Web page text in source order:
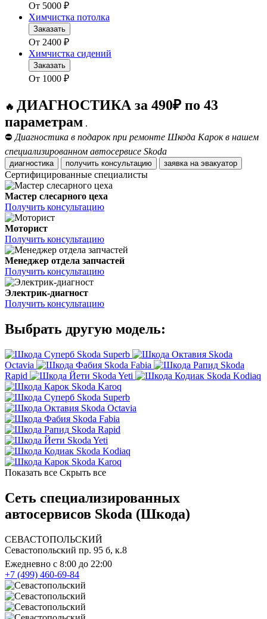
От 5000 ₽
Химчистка потолка
Заказать
От 2400 ₽
Химчистка сидений
Заказать
От 1000 ₽
🔥 ДИАГНОСТИКА за 490₽ по 43
параметрам .
⛔ Диагностика в подарок при ремонте Шкода Карок в нашем
специализированном автосервисе Skoda
диагностика получить консультацию заявка на эвакуатор
Сертифицированные специалисты
Мастер слесарного цеха
Получить консультацию
Моторист
Получить консультацию
Менеджер отдела запчастей
Получить консультацию
Электрик-диагност
Получить консультацию
Выбрать другую модель:
Skoda Superb
Skoda
Octavia
Skoda Fabia
Skoda
Rapid
Skoda Yeti
Skoda Kodiaq
Skoda Karoq
Skoda Superb
Skoda Octavia
Skoda Fabia
Skoda Rapid
Skoda Yeti
Skoda Kodiaq
Skoda Karoq
Показать все Скрыть все
Сеть специализированных
автосервисов Skoda (Шкода)
СЕВАСТОПОЛЬСКИЙ
Севастопольский пр. 95 б, к.8
Ежедневно с 8:00 до 22:00
+7 (499) 460-69-84